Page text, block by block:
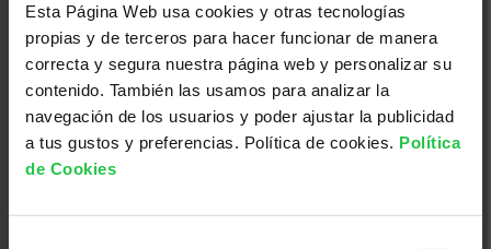
Esta Página Web usa cookies y otras tecnologías
propias y de terceros para hacer funcionar de manera
correcta y segura nuestra página web y personalizar su
contenido. También las usamos para analizar la
navegación de los usuarios y poder ajustar la publicidad
a tus gustos y preferencias. Política de cookies. Política
de Cookies
06/10/2026
Rutas saludables - ARRASATE